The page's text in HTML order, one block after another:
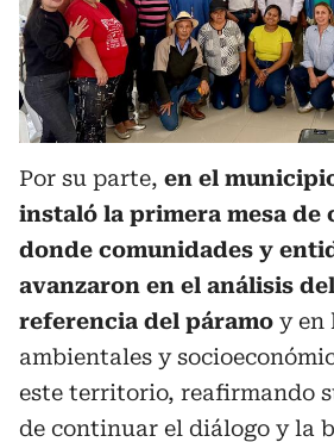
Por su parte, en el
instaló la primera mesa de
donde comunidades y
avanzaron en el análisis
referencia del páramo y en
ambientales y
este territorio, reafirmando
de continuar el diálogo y la